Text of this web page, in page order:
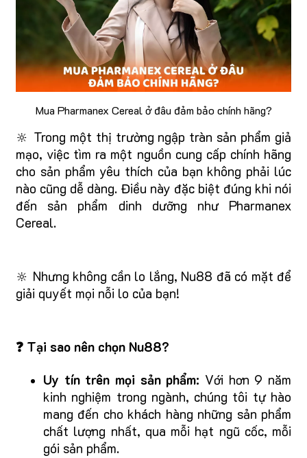
Mua Pharmanex Cereal ở đâu đảm bảo chính hãng?
🔆 Trong một thị trường ngập tràn sản phẩm giả
mạo, việc tìm ra một nguồn cung cấp chính hãng
cho sản phẩm yêu thích của bạn không phải lúc
nào cũng dễ dàng. Điều này đặc biệt đúng khi nói
đến sản phẩm dinh dưỡng như Pharmanex
Cereal.
🔆 Nhưng không cần lo lắng, Nu88 đã có mặt để
giải quyết mọi nỗi lo của bạn!
❓ Tại sao nên chọn Nu88?
Uy tín trên mọi sản phẩm: Với hơn 9 năm
kinh nghiệm trong ngành, chúng tôi tự hào
mang đến cho khách hàng những sản phẩm
chất lượng nhất, qua mỗi hạt ngũ cốc, mỗi
gói sản phẩm.